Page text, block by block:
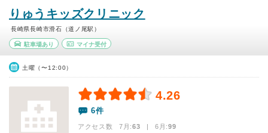
りゅうキッズクリニック
長崎県長崎市滑石（道ノ尾駅）
駐車場あり マイナ受付
土曜（〜12:00）
4.26
6件
アクセス数 7月:63 | 6月:99